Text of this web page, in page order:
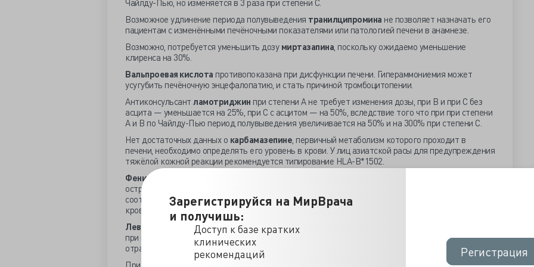
Зарегистрируйся на МирВрача
и получишь:
Доступ к базе кратких
клинических
рекомендаций
Регистрация
Регистрация
Чайлду-Пью, но изменяется в 3 раза при степени С.
Возможное удлинение периода полувыведения транилципромина не позволяет назначать его
пациентам с изменёнными печёночными показателями или патологией печени в анамнезе.
Возможно, потребуется уменьшить дозу миртазапина, поскольку ожидаемо уменьшение
клиренса на 30%.
Вальпроевая кислота противопоказана при дисфункции печени. Гипераммониемия может
усугубить печёночную энцефалопатию, и стать причиной тромбоцитопении.
Антиконсульсант ламотриджин при степени А не требует изменения дозы, при В и при С без
асцита — уменьшается на 25%, при С с асцитом — на 50%, вследствие того что при при степени
А и В по Чайлду-Пью период полувыведения увеличивается на 50% и на 300% при степени С.
Нет достаточных данных о карбамазепине, первичный метаболизм которого проходит в
печени, необходимо определять его уровень в крови. У лиц азиатской расы для предупреждения
тяжёлой кожной реакции рекомендуется типирование HLA-B*1502.
Фенитоин
острое отравление алкоголем вызывает повышение. Уменьшение дозы проводится в
соответствии с показателями сывороточных альбуминов, мониторинга уровня препарата в
крови, потому как гипоальбуминемия увеличивает плазменную концентрацию.
Леветирацетам
используется с осторожностью при первичном эпизоде заболевания печени,
при появлении существенной печёночной дисфункции лечение немедленно прекращается. Не
отработано скорректированных доз препарата для больных циррозом печени.
Приём селективных ингибиторов обратного захвата серотонина, нейролептиков и